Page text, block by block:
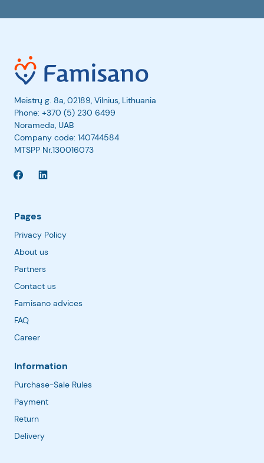
Meistrų g. 8a, 02189, Vilnius, Lithuania
Phone: +370 (5) 230 6499
Norameda, UAB
Company code: 140744584
MTSPP Nr.130016073
Pages
Privacy Policy
About us
Partners
Contact us
Famisano advices
FAQ
Career
Information
Purchase-Sale Rules
Payment
Return
Delivery